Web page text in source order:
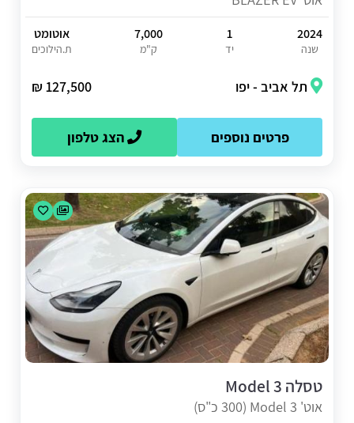
2024
שנה
1
יד
7,000
ק"מ
אוטומט
ת.הילוכים
תל אביב - יפו 127,500 ₪
פרטים נוספים הצג טלפון
טסלה Model 3
אוט' Model 3 (300 כ"ס)